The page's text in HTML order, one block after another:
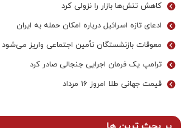
کاهش تنش‌ها بازار را نزولی کرد
ادعای تازه اسرائیل درباره امکان حمله به ایران
معوقات بازنشستگان تأمین اجتماعی واریز می‌شود
ترامپ یک فرمان اجرایی جنجالی صادر کرد
قیمت جهانی طلا امروز ۱۶ مرداد